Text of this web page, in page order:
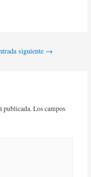
siguiente →
publicada.Los campos